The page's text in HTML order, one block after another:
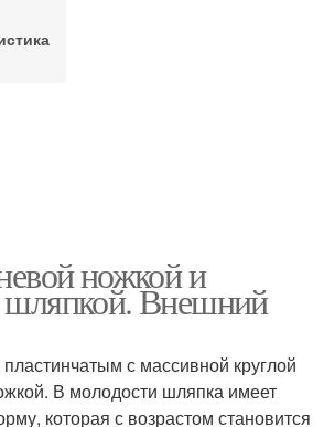
ножкой и
шляпкой. Внешний
с массивной круглой
В молодости шляпка имеет
которая с возрастом становится